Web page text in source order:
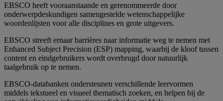
EBSCO heeft vooraanstaande en gerenommeerde door
onderwerpdeskundigen samengestelde wetenschappelijke
woordenlijsten voor alle disciplines en grote uitgevers.
EBSCO streeft ernaar barrières naar informatie weg te nemen met
Enhanced Subject Precision (ESP) mapping, waarbij de kloof tussen
content en eindgebruikers wordt overbrugd door natuurlijk
taalgebruik op te nemen.
EBSCO-databanken ondersteunen verschillende leervormen
middels tekstueel en visueel thematisch zoeken, en helpen bij de